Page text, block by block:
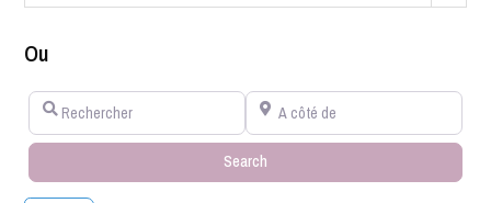
Ou
Rechercher A côté de
Search